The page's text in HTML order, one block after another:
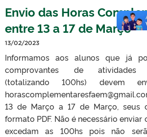
Envio das Horas
entre 13 a 17 de Março
13/02/2023
Informamos aos alunos que já
comprovantes de atividades
(totalizando 100hs) devem
13 de Março a 17 de Março, seus
formato PDF. Não é necessário
excedam as 100hs pois não